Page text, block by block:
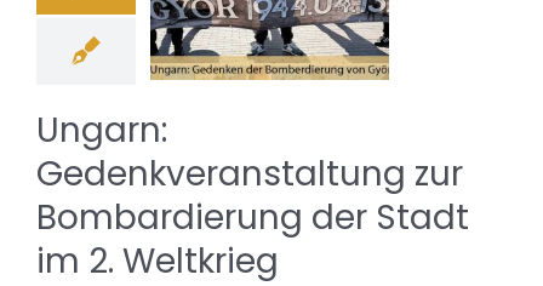
Ungarn:
Gedenkveranstaltung zur
Bombardierung der Stadt
im 2. Weltkrieg